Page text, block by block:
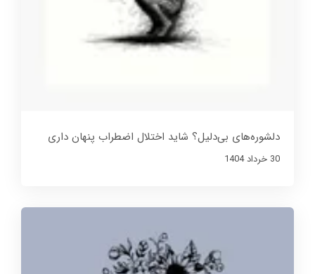
دلشوره‌های بی‌دلیل؟ شاید اختلال اضطراب پنهان داری
30 خرداد 1404